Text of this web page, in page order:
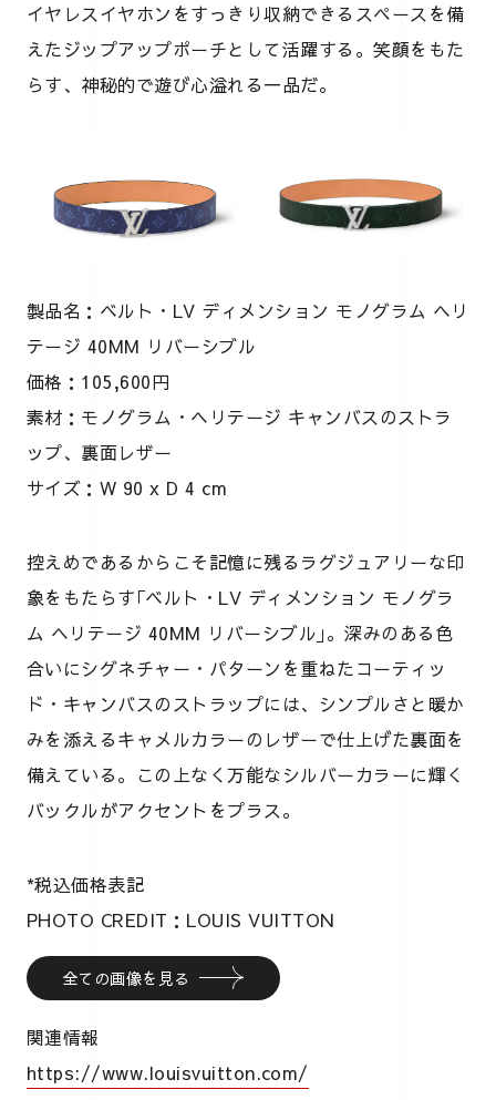
イヤレスイヤホンをすっきり収納できるスペースを備
えたジップアップポーチとして活躍する。笑顔をもた
らす、神秘的で遊び心溢れる一品だ。
製品名：ベルト・LV ディメンション モノグラム ヘリ
テージ 40MM リバーシブル
価格：105,600円
素材：モノグラム・ヘリテージ キャンバスのストラ
ップ、裏面レザー
サイズ：W 90 x D 4 cm
控えめであるからこそ記憶に残るラグジュアリーな印
象をもたらす｢ベルト・LV ディメンション モノグラ
ム ヘリテージ 40MM リバーシブル｣。深みのある色
合いにシグネチャー・パターンを重ねたコーティッ
ド・キャンバスのストラップには、シンプルさと暖か
みを添えるキャメルカラーのレザーで仕上げた裏面を
備えている。この上なく万能なシルバーカラーに輝く
バックルがアクセントをプラス。
*税込価格表記
PHOTO CREDIT：LOUIS VUITTON
全ての画像を見る
関連情報
https://www.louisvuitton.com/